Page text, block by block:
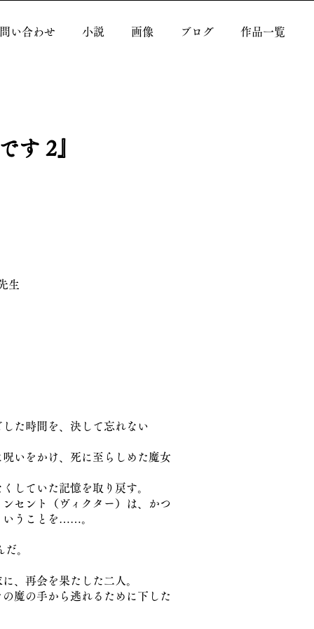
い合わせ 小説 画像 ブログ 作品一覧
す 2』
生
た時間を、決して忘れない
いをかけ、死に至らしめた魔女
していた記憶を取り戻す。
セント（ヴィクター）は、かつ
いうことを……。
。
、再会を果たした二人。
魔の手から逃れるために下した